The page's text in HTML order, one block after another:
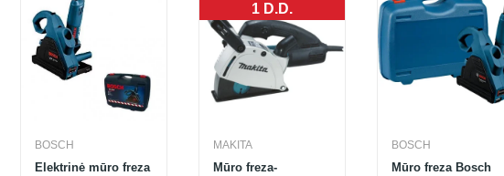
BOSCH
Elektrinė mūro freza
1 D.D.
MAKITA
Mūro freza-
BOSCH
Mūro freza Bosch